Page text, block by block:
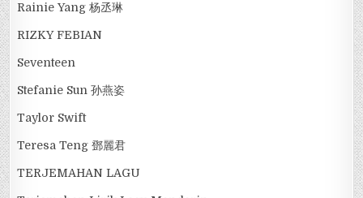
Rainie Yang 杨丞琳
RIZKY FEBIAN
Seventeen
Stefanie Sun 孙燕姿
Taylor Swift
Teresa Teng 鄧麗君
TERJEMAHAN LAGU